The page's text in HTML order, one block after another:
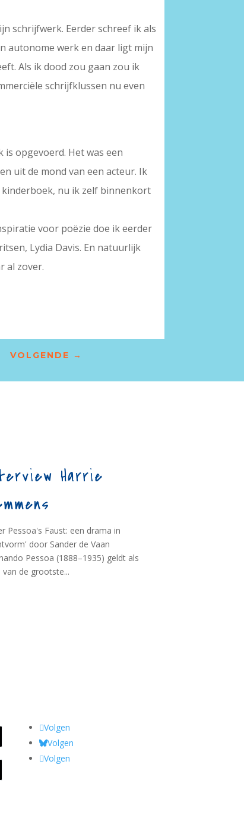
schrijfwerk. Eerder schreef ik als
autonome werk en daar ligt mijn
Als ik dood zou gaan zou ik
schrijfklussen nu even
opgevoerd. Het was een
uit de mond van een acteur. Ik
kinderboek, nu ik zelf binnenkort
voor poëzie doe ik eerder
Lydia Davis. En natuurlijk
al zover.
VOLGENDE →
Harrie
Pessoa's Faust: een drama in
door Sander de Vaan
Pessoa (1888–1935) geldt als
van de grootste...
Volgen
Volgen
Volgen